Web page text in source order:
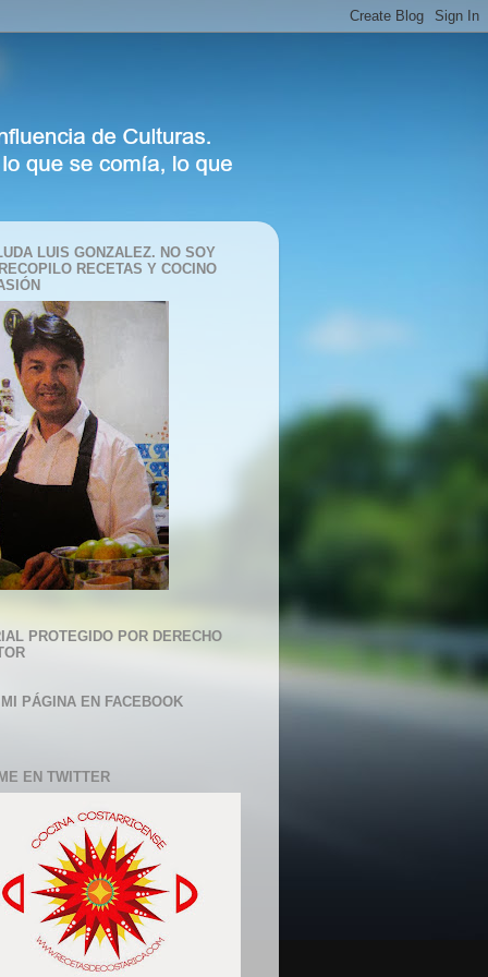
LUIS GONZALEZ. NO SOY
RECETAS Y COCINO
PROTEGIDO POR DERECHO
PÁGINA EN FACEBOOK
EN TWITTER